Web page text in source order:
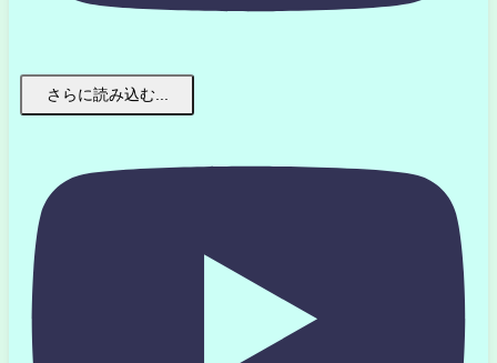
さらに読み込む...